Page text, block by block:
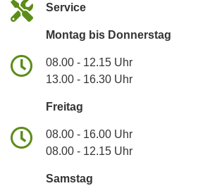
Service
Montag bis Donnerstag
08.00 - 12.15 Uhr
13.00 - 16.30 Uhr
Freitag
08.00 - 16.00 Uhr
08.00 - 12.15 Uhr
Samstag